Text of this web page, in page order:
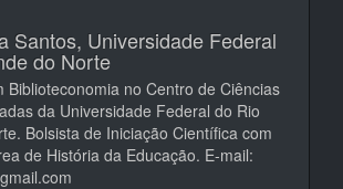
Santos, Universidade Federal
do Norte
Biblioteconomia no Centro de Ciências
da Universidade Federal do Rio
Bolsista de Iniciação Científica com
de História da Educação. E-mail: